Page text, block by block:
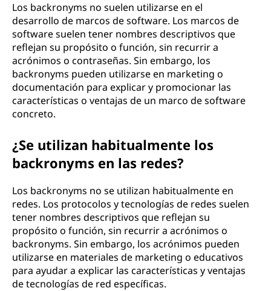
Los backronyms no suelen utilizarse en el
desarrollo de marcos de software. Los marcos de
software suelen tener nombres descriptivos que
reflejan su propósito o función, sin recurrir a
acrónimos o contraseñas. Sin embargo, los
backronyms pueden utilizarse en marketing o
documentación para explicar y promocionar las
características o ventajas de un marco de software
concreto.
¿Se utilizan habitualmente los
backronyms en las redes?
Los backronyms no se utilizan habitualmente en
redes. Los protocolos y tecnologías de redes suelen
tener nombres descriptivos que reflejan su
propósito o función, sin recurrir a acrónimos o
backronyms. Sin embargo, los acrónimos pueden
utilizarse en materiales de marketing o educativos
para ayudar a explicar las características y ventajas
de tecnologías de red específicas.